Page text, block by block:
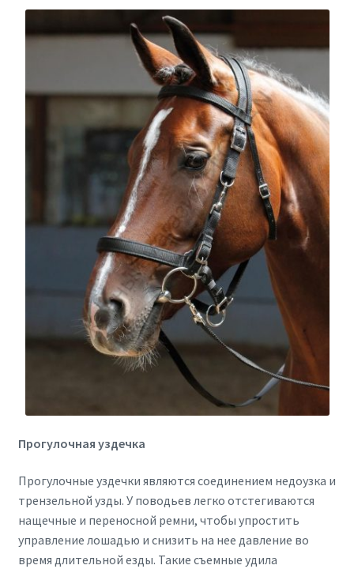
Прогулочная уздечка
Прогулочные уздечки являются соединением недоузка и
трензельной узды. У поводьев легко отстегиваются
нащечные и переносной ремни, чтобы упростить
управление лошадью и снизить на нее давление во
время длительной езды. Такие съемные удила